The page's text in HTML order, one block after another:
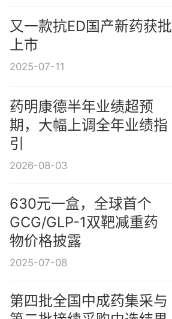
又一款抗ED国产新药获批
上市
2025-07-11
药明康德半年业绩超预
期，大幅上调全年业绩指
引
2026-08-03
630元一盒，全球首个
GCG/GLP-1双靶减重药
物价格披露
2025-07-08
第四批全国中成药集采与